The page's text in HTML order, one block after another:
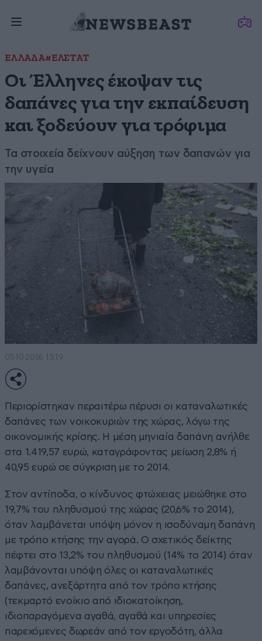
ΕΛΛΑΔΑ#ΕΛΣΤΑΤ
Οι Έλληνες έκοψαν τις
δαπάνες για την εκπαίδευση
και ξοδεύουν για τρόφιμα
Τα στοιχεία δείχνουν αύξηση των δαπανών για
την υγεία
05·10·2016 13:19
Περιορίστηκαν περαιτέρω πέρυσι οι καταναλωτικές
δαπάνες των νοικοκυριών της χώρας, λόγω της
οικονομικής κρίσης. Η µέση µηνιαία δαπάνη ανήλθε
στα 1.419,57 ευρώ, καταγράφοντας µείωση 2,8% ή
40,95 ευρώ σε σύγκριση µε το 2014.
Στον αντίποδα, ο κίνδυνος φτώχειας μειώθηκε στο
19,7% του πληθυσμού της χώρας (20,6% το 2014),
όταν λαµβάνεται υπόψη µόνον η ισοδύναµη δαπάνη
µε τρόπο κτήσης την αγορά. Ο σχετικός δείκτης
πέφτει στο 13,2% του πληθυσµού (14% το 2014) όταν
λαµβάνονται υπόψη όλες οι καταναλωτικές
δαπάνες, ανεξάρτητα από τον τρόπο κτήσης
(τεκµαρτό ενοίκιο από ιδιοκατοίκηση,
ιδιοπαραγόµενα αγαθά, αγαθά και υπηρεσίες
παρεχόµενες δωρεάν από τον εργοδότη, άλλα